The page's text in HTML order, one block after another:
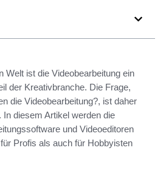
Welt ist die Videobearbeitung ein
der Kreativbranche. Die Frage,
die Videobearbeitung?, ist daher
diesem Artikel werden die
und Videoeditoren
Profis als auch für Hobbyisten